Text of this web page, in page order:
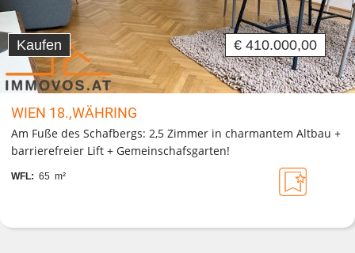
Kaufen € 410.000,00
WIEN 18.,WÄHRING
Am Fuße des Schafbergs: 2,5 Zimmer in charmantem Altbau +
barrierefreier Lift + Gemeinschafsgarten!
WFL: 65 m²